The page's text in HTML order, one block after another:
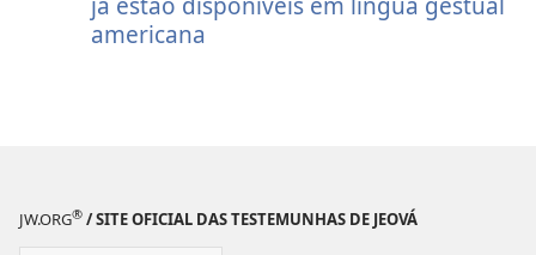
americana
JW.ORG® / SITE OFICIAL DAS TESTEMUNHAS DE JEOVÁ